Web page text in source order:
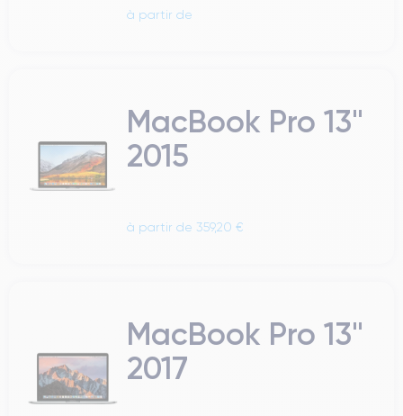
à partir de
MacBook Pro 13"
2015
à partir de 359,20 €
MacBook Pro 13"
2017